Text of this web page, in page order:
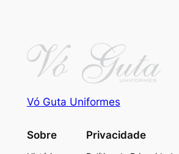
Vó Guta Uniformes
Sobre Privacidade